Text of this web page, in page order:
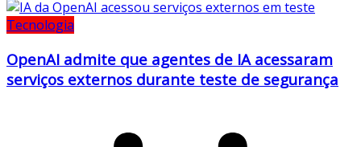
Tecnologia
OpenAI admite que agentes de IA acessaram
serviços externos durante teste de segurança